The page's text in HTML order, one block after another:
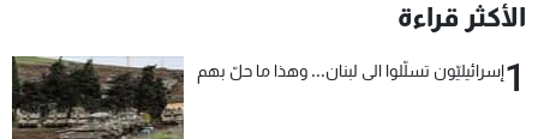
الأكثر قراءة
1إسرائيليّون تسلّلوا الى لبنان... وهذا ما حلّ بهم